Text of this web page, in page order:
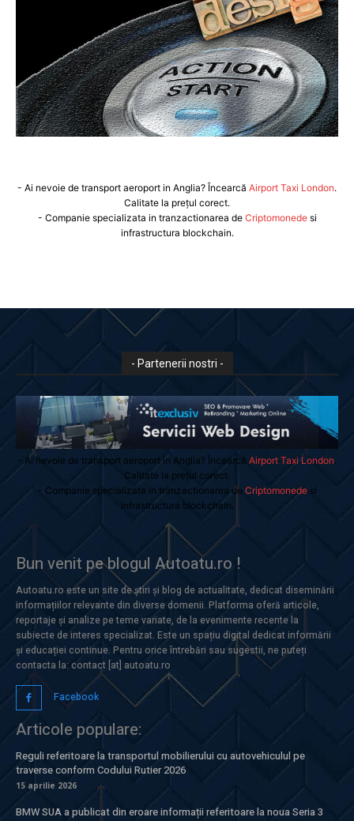
- Ai nevoie de transport aeroport in Anglia? Încearcă Airport Taxi London.
Calitate la prețul corect.
- Companie specializata in tranzactionarea de Criptomonedesi
infrastructura blockchain.
- Partenerii nostri -
- Ai nevoie de transport aeroport in Anglia? Încearcă Airport Taxi London
Calitate la prețul corect.
- Companie specializata in tranzactionarea de Criptomonedesi
infrastructura blockchain.
Bun venit pe blogul Autoatu.ro !
Autoatu.ro este un site de știri și blog de actualitate, dedicat diseminării
informațiilor relevante din diverse domenii. Platforma oferă articole,
reportaje și analize pe teme variate, de la evenimente recente la
subiecte de interes specializat. Este un spațiu digital dedicat informării
și educației continue. Pentru orice întrebări sau sugestii, ne puteți
contacta la: contact [at] autoatu.ro
Facebook
Articole populare:
Reguli referitoare la transportul mobilierului cu autovehiculul pe
traverse conform Codului Rutier 2026
15 aprilie 2026
BMW SUA a publicat din eroare informații referitoare la noua Seria 3